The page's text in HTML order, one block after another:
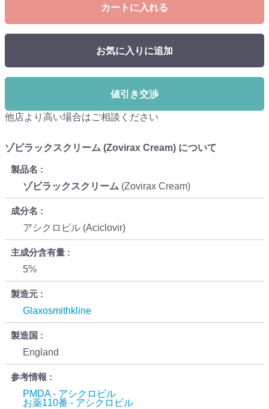
カートに入れる
お気に入りに追加
値引き交渉
他店より高い場合はご相談ください
ゾビラックスクリーム (Zovirax Cream) について
製品名
ゾビラックスクリーム (Zovirax Cream)
成分名
アシクロビル (Aciclovir)
主成分含有量
5%
製造元
Glaxosmithkline
製造国
England
参考情報
PMDA - アシクロビル
お薬110番 - アシクロビル